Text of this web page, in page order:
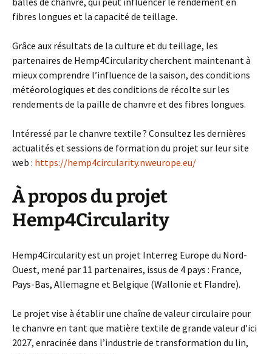
fibres longues et la capacité de teillage.
Grâce aux résultats de la culture et du teillage, les
partenaires de Hemp4Circularity cherchent maintenant à
mieux comprendre l’influence de la saison, des conditions
météorologiques et des conditions de récolte sur les
rendements de la paille de chanvre et des fibres longues.
Intéressé par le chanvre textile ? Consultez les dernières
actualités et sessions de formation du projet sur leur site
web : https://hemp4circularity.nweurope.eu/
À propos du projet
Hemp4Circularity
Hemp4Circularity est un projet Interreg Europe du Nord-
Ouest, mené par 11 partenaires, issus de 4 pays : France,
Pays-Bas, Allemagne et Belgique (Wallonie et Flandre).
Le projet vise à établir une chaîne de valeur circulaire pour
le chanvre en tant que matière textile de grande valeur d’ici
2027, enracinée dans l’industrie de transformation du lin,